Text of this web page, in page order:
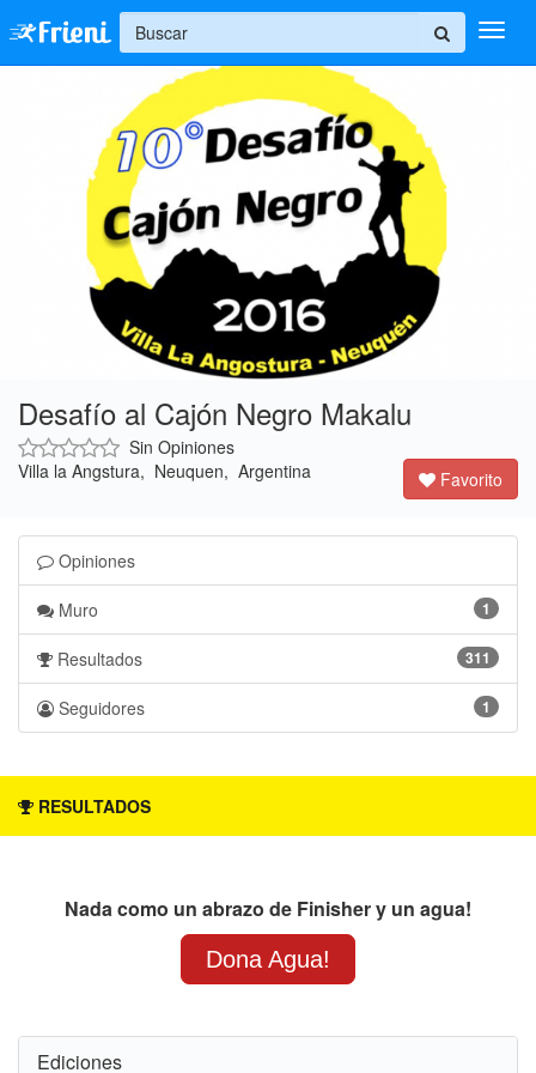
Ayuda
+
Desafío al Cajón Negro Makalu
Sin Opiniones
Villa la Angstura, Neuquen, Argentina
Favorito
Opiniones
1
Muro
311
Resultados
1
Seguidores
RESULTADOS
Nada como un abrazo de Finisher y un agua!
Dona Agua!
Ediciones